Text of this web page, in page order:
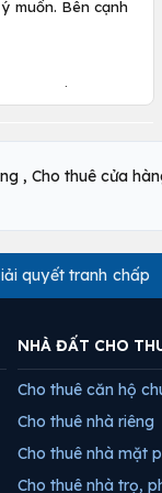
muốn. Bên cạnh
kênh đầu tư
khá sâu, giúp bạn
điều này cũng
khoản dự trữ
và sâu hơn mong
bị tóp hậu, hoặc
, Cho thuê cửa
quyết tranh chấp
NHÀ ĐẤT CHO
Cho thuê căn hộ
Cho thuê nhà riêng
Cho thuê nhà mặt
Cho thuê nhà trọ,